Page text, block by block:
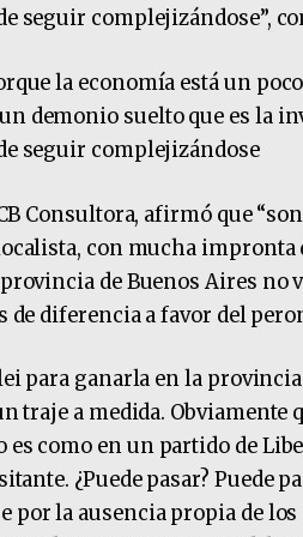
seguir complejizándose”,
la economía está un
demonio suelto que es la
seguir complejizándose
Consultora, afirmó que
con mucha impronta
de Buenos Aires no
de diferencia a favor del
para ganarla en la
traje a medida. Obviamente
es como en un partido de
¿Puede pasar? Puede
la ausencia propia de